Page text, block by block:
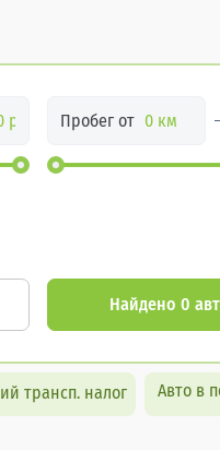
Пробег от
Найдено 0
трансп. налог Авто в